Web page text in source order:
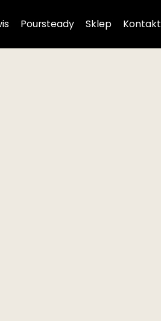
Poursteady Sklep Kontakt